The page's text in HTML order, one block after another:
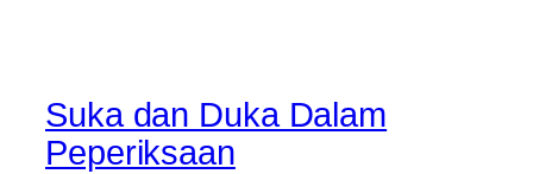
Suka dan Duka Dalam
Peperiksaan